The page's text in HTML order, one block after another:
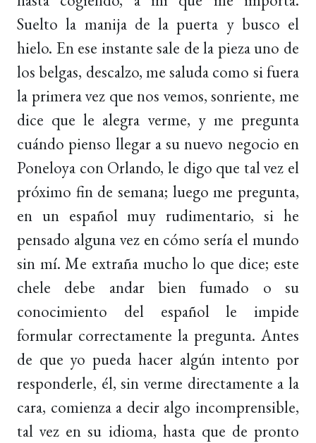
Suelto la manija de la puerta y busco el
hielo. En ese instante sale de la pieza uno de
los belgas, descalzo, me saluda como si fuera
la primera vez que nos vemos, sonriente, me
dice que le alegra verme, y me pregunta
cuándo pienso llegar a su nuevo negocio en
Poneloya con Orlando, le digo que tal vez el
próximo fin de semana; luego me pregunta,
en un español muy rudimentario, si he
pensado alguna vez en cómo sería el mundo
sin mí. Me extraña mucho lo que dice; este
chele debe andar bien fumado o su
conocimiento del español le impide
formular correctamente la pregunta. Antes
de que yo pueda hacer algún intento por
responderle, él, sin verme directamente a la
cara, comienza a decir algo incomprensible,
tal vez en su idioma, hasta que de pronto